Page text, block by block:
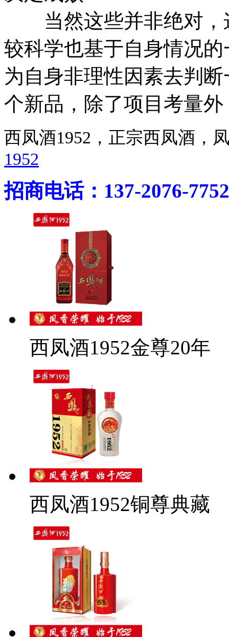
当然这些并非绝对，
较科学也基于自身情况
为自身非理性因素去判
个新品，除了项目考量
西凤酒1952，正宗西凤酒
1952
招商电话：137-2076-7752
西凤酒1952金尊20年
西凤酒1952铜尊典藏